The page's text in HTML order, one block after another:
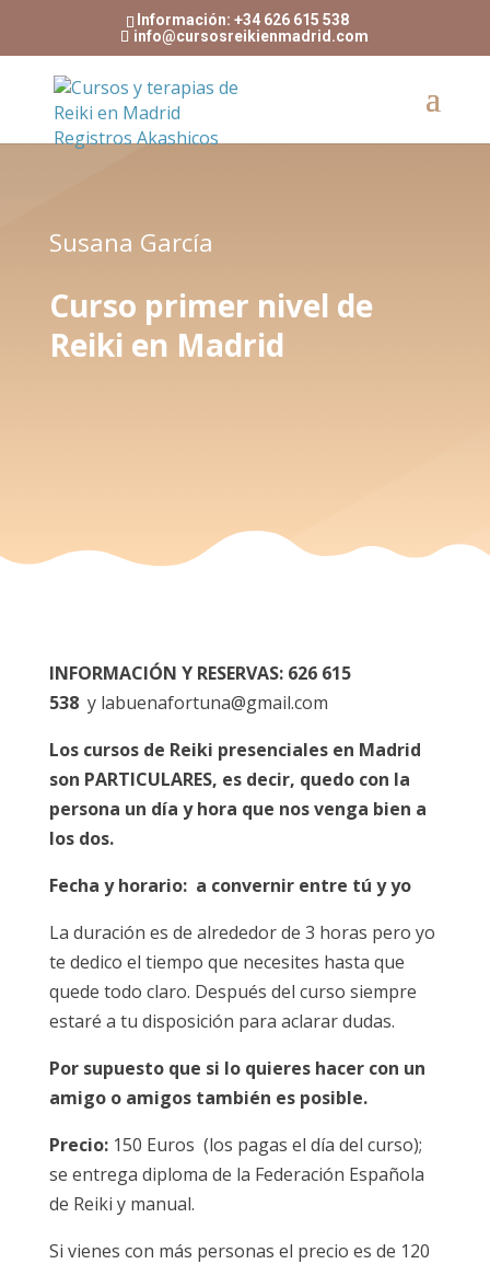
Información: +34 626 615 538
info@cursosreikienmadrid.com
Susana García
Curso primer nivel de
Reiki en Madrid
INFORMACIÓN Y RESERVAS: 626 615
538y labuenafortuna@gmail.com
Los cursos de Reiki presenciales en Madrid
son PARTICULARES, es decir, quedo con la
persona un día y hora que nos venga bien a
los dos.
Fecha y horario: a convernir entre tú y yo
La duración es de alrededor de 3 horas pero yo
te dedico el tiempo que necesites hasta que
quede todo claro. Después del curso siempre
estaré a tu disposición para aclarar dudas.
Por supuesto que si lo quieres hacer con un
amigo o amigos también es posible.
Precio: 150 Euros (los pagas el día del curso);
se entrega diploma de la Federación Española
de Reiki y manual.
Si vienes con más personas el precio es de 120